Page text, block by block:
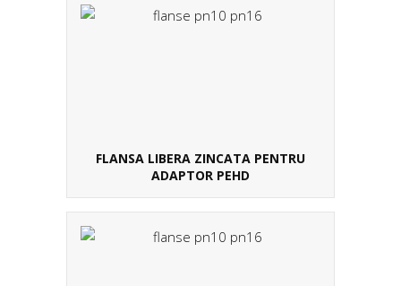
FLANSA LIBERA ZINCATA PENTRU
ADAPTOR PEHD